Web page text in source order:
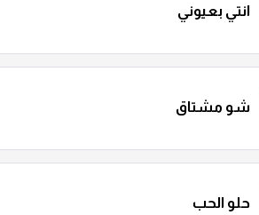
انتي بعيوني
شو مشتاق
حلو الحب